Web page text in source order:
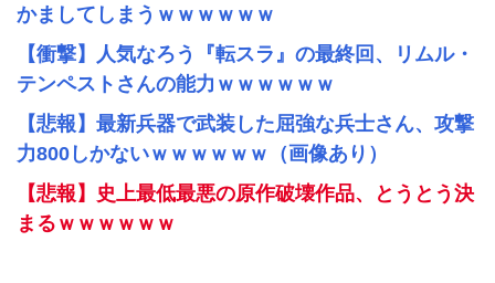
かましてしまうｗｗｗｗｗｗ
【衝撃】人気なろう『転スラ』の最終回、リムル・
テンペストさんの能力ｗｗｗｗｗｗ
【悲報】最新兵器で武装した屈強な兵士さん、攻撃
力800しかないｗｗｗｗｗｗ（画像あり）
【悲報】史上最低最悪の原作破壊作品、とうとう決
まるｗｗｗｗｗｗ